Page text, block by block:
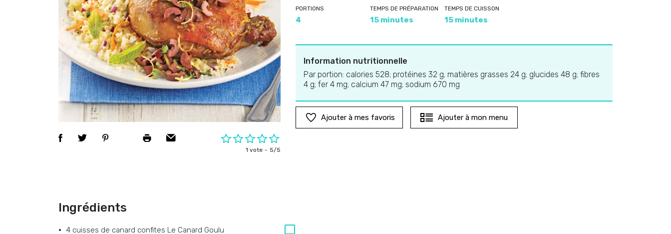
1 vote 5/5
PORTIONS
4
TEMPS DE PRÉPARATION
15 minutes
TEMPS DE CUISSON
15 minutes
Information nutritionnelle
Par portion: calories 528; protéines 32 g; matières grasses 24 g; glucides 48 g; fibres
4 g; fer 4 mg; calcium 47 mg; sodium 670 mg
Ajouter à mes favoris Ajouter à mon menu
Ingrédients
4 cuisses de canard confites Le Canard Goulu